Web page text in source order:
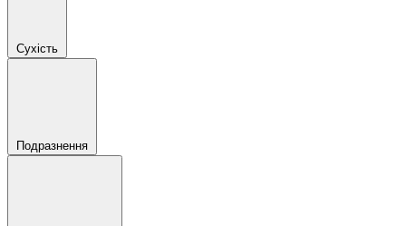
Сухість
Подразнення